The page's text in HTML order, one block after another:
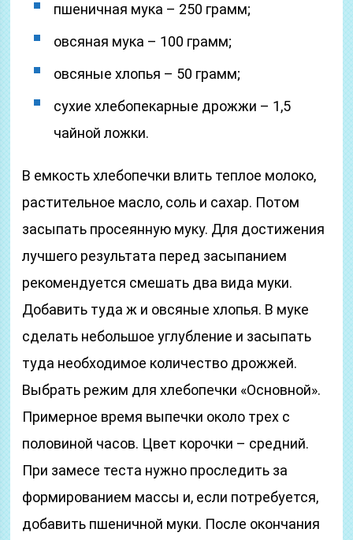
пшеничная мука – 250 грамм;
овсяная мука – 100 грамм;
овсяные хлопья – 50 грамм;
сухие хлебопекарные дрожжи – 1,5
чайной ложки.
В емкость хлебопечки влить теплое молоко,
растительное масло, соль и сахар. Потом
засыпать просеянную муку. Для достижения
лучшего результата перед засыпанием
рекомендуется смешать два вида муки.
Добавить туда ж и овсяные хлопья. В муке
сделать небольшое углубление и засыпать
туда необходимое количество дрожжей.
Выбрать режим для хлебопечки «Основной».
Примерное время выпечки около трех с
половиной часов. Цвет корочки – средний.
При замесе теста нужно проследить за
формированием массы и, если потребуется,
добавить пшеничной муки. После окончания